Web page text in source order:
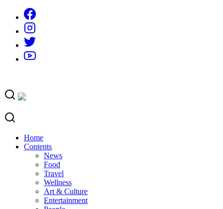
content
Home
Contents
News
Food
Travel
Wellness
Art & Culture
Entertainment